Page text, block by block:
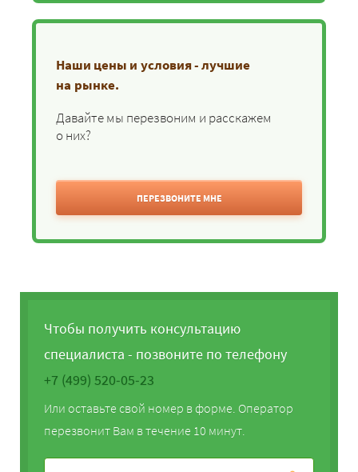
Наши цены и условия - лучшие
на рынке.
Давайте мы перезвоним и расскажем
о них?
ПЕРЕЗВОНИТЕ МНЕ
Чтобы получить консультацию
специалиста - позвоните по телефону
+7 (499) 520-05-23
Или оставьте свой номер в форме. Оператор
перезвонит Вам в течение 10 минут.